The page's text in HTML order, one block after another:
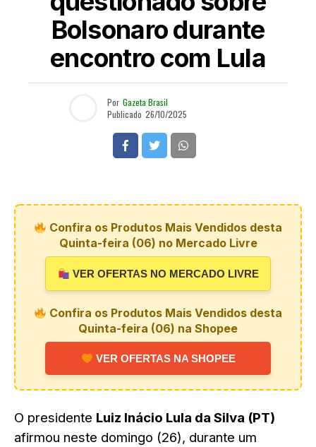
Bolsonaro durante
encontro com Lula
Por Gazeta Brasil
Publicado 26/10/2025
Confira os Produtos Mais Vendidos desta
Quinta-feira (06) no Mercado Livre
VER OFERTAS NO MERCADO LIVRE
Confira os Produtos Mais Vendidos desta
Quinta-feira (06) na Shopee
VER OFERTAS NA SHOPEE
O presidente Luiz Inácio Lula da Silva (PT)
afirmou neste domingo (26), durante um